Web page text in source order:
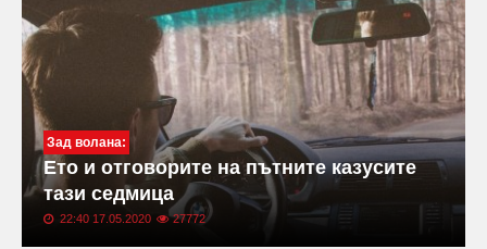
Зад волана:
Ето и отговорите на пътните казусите
тази седмица
22:40 17.05.2020 27772